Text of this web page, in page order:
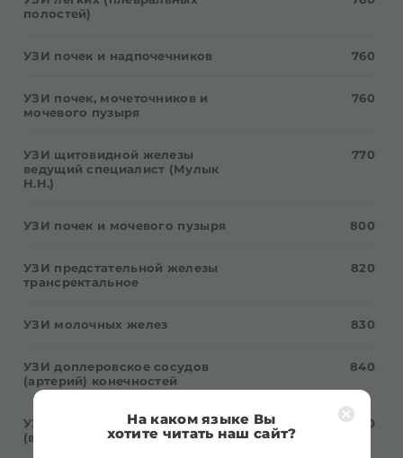
полостей)
УЗИ почек и надпочечников 760
УЗИ почек, мочеточников и
мочевого пузыря
760
УЗИ щитовидной железы
ведущий специалист (Мулык
Н.Н.)
770
УЗИ почек и мочевого пузыря 800
УЗИ предстательной железы
трансректальное
820
УЗИ молочных желез 830
УЗИ доплеровское сосудов
(артерий) конечностей
840
УЗИ доплеровское сосудов
(вен) конечностей
840
На каком языке Вы
хотите читать наш сайт?